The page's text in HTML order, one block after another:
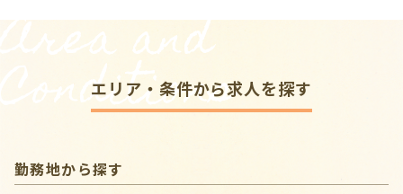
Area and
Conditions
エリア・条件から求人を探す
勤務地から探す